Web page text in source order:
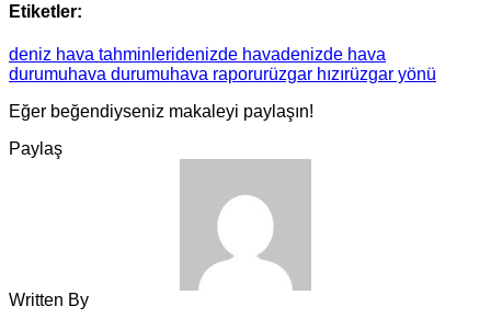
Etiketler:
deniz hava tahminleridenizde havadenizde hava
durumuhava durumuhava raporurüzgar hızırüzgar yönü
Eğer beğendiyseniz makaleyi paylaşın!
Paylaş
Written By